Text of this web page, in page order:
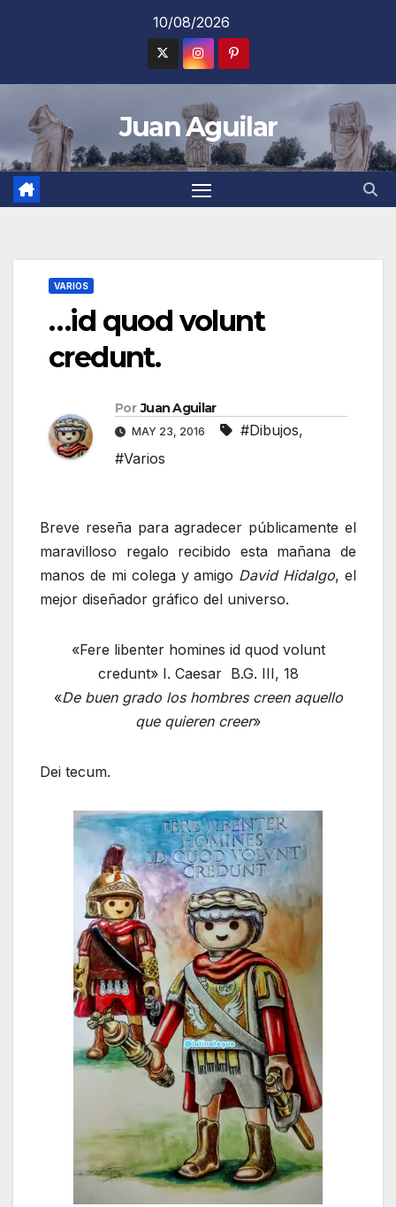
10/08/2026
Juan Aguilar
VARIOS
…id quod volunt
credunt.
Por Juan Aguilar
MAY 23, 2016 #Dibujos,
#Varios
Breve reseña para agradecer públicamente el
maravilloso regalo recibido esta mañana de
manos de mi colega y amigo David Hidalgo, el
mejor diseñador gráfico del universo.
«Fere libenter homines id quod volunt
credunt» I. Caesar B.G. III, 18
«De buen grado los hombres creen aquello
que quieren creer»
Dei tecum.